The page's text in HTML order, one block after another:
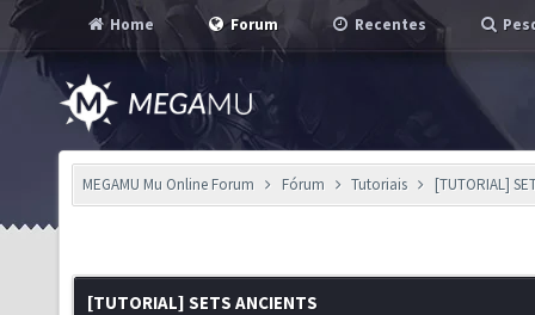
Home Forum Recentes
MEGAMU Mu Online Forum Fórum Tutoriais [TUTORIAL]
[TUTORIAL] SETS ANCIENTS